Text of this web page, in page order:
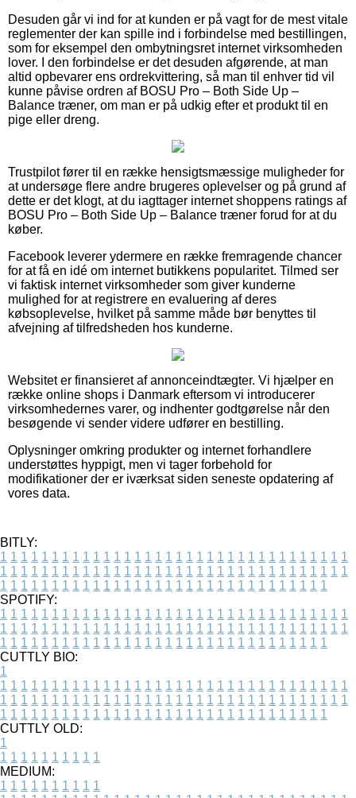
Desuden går vi ind for at kunden er på vagt for de mest vitale
reglementer der kan spille ind i forbindelse med bestillingen,
som for eksempel den ombytningsret internet virksomheden
lover. I den forbindelse er det desuden afgørende, at man
altid opbevarer ens ordrekvittering, så man til enhver tid vil
kunne påvise ordren af BOSU Pro – Both Side Up –
Balance træner, om man er på udkig efter et produkt til en
pige eller dreng.
Trustpilot fører til en række hensigtsmæssige muligheder for
at undersøge flere andre brugeres oplevelser og på grund af
dette er det klogt, at du iagttager internet shoppens ratings af
BOSU Pro – Both Side Up – Balance træner forud for at du
køber.
Facebook leverer ydermere en række fremragende chancer
for at få en idé om internet butikkens popularitet. Tilmed ser
vi faktisk internet virksomheder som giver kunderne
mulighed for at registrere en evaluering af deres
købsoplevelse, hvilket på samme måde bør benyttes til
afvejning af tilfredsheden hos kunderne.
Websitet er finansieret af annonceindtægter. Vi hjælper en
række online shops i Danmark eftersom vi introducerer
virksomhedernes varer, og indhenter godtgørelse når den
besøgende vi sender videre udfører en bestilling.
Oplysninger omkring produkter og internet forhandlere
understøttes hyppigt, men vi tager forbehold for
modifikationer der er iværksat siden seneste opdatering af
vores data.
BITLY:
1 1 1 1 1 1 1 1 1 1 1 1 1 1 1 1 1 1 1 1 1 1 1 1 1 1 1 1 1 1 1 1 1 1
1 1 1 1 1 1 1 1 1 1 1 1 1 1 1 1 1 1 1 1 1 1 1 1 1 1 1 1 1 1 1 1 1 1
1 1 1 1 1 1 1 1 1 1 1 1 1 1 1 1 1 1 1 1 1 1 1 1 1 1 1 1 1 1 1 1
SPOTIFY:
1 1 1 1 1 1 1 1 1 1 1 1 1 1 1 1 1 1 1 1 1 1 1 1 1 1 1 1 1 1 1 1 1 1
1 1 1 1 1 1 1 1 1 1 1 1 1 1 1 1 1 1 1 1 1 1 1 1 1 1 1 1 1 1 1 1 1 1
1 1 1 1 1 1 1 1 1 1 1 1 1 1 1 1 1 1 1 1 1 1 1 1 1 1 1 1 1 1 1 1
CUTTLY BIO:
1
1 1 1 1 1 1 1 1 1 1 1 1 1 1 1 1 1 1 1 1 1 1 1 1 1 1 1 1 1 1 1 1 1 1
1 1 1 1 1 1 1 1 1 1 1 1 1 1 1 1 1 1 1 1 1 1 1 1 1 1 1 1 1 1 1 1 1 1
1 1 1 1 1 1 1 1 1 1 1 1 1 1 1 1 1 1 1 1 1 1 1 1 1 1 1 1 1 1 1 1
CUTTLY OLD:
1
1 1 1 1 1 1 1 1 1 1
MEDIUM:
1 1 1 1 1 1 1 1 1 1